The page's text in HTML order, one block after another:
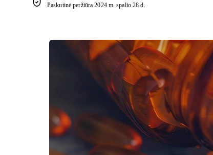
Paskutinė peržiūra2024 m. spalio 28 d.